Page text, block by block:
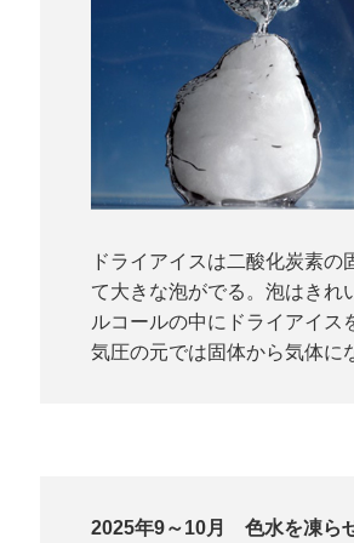
ドライアイスは二酸化炭素
て大きな泡がでる。泡はきれ
ルコールの中にドライアイ
気圧の元では固体から気体に
2025年9～10月 色水を凍ら